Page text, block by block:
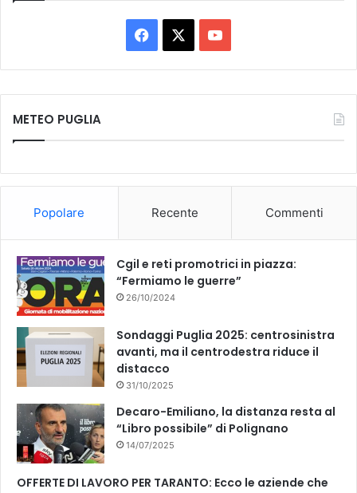
a
c
k
o
u
METEO PUGLIA
Popolare Recente Commenti
Cgil e reti promotrici in piazza:
“Fermiamo le guerre”
26/10/2024
Sondaggi Puglia 2025: centrosinistra
avanti, ma il centrodestra riduce il
distacco
31/10/2025
Decaro-Emiliano, la distanza resta al
“Libro possibile” di Polignano
14/07/2025
OFFERTE DI LAVORO PER TARANTO: Ecco le aziende che